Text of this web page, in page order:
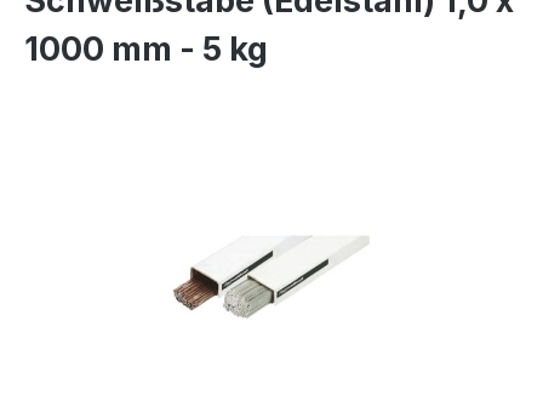
1000 mm - 5 kg